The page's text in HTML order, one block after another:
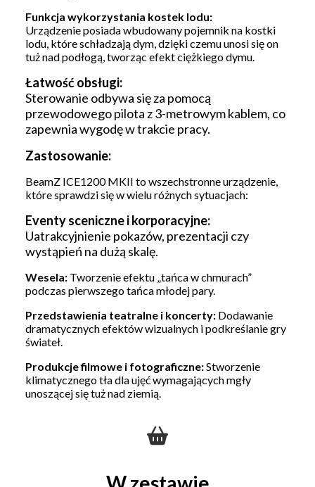
Funkcja wykorzystania kostek lodu:
Urządzenie posiada wbudowany pojemnik na kostki
lodu, które schładzają dym, dzięki czemu unosi się on
tuż nad podłogą, tworząc efekt ciężkiego dymu.
Łatwość obsługi:
Sterowanie odbywa się za pomocą
przewodowego pilota z 3-metrowym kablem, co
zapewnia wygodę w trakcie pracy.
Zastosowanie:
BeamZ ICE1200 MKII to wszechstronne urządzenie,
które sprawdzi się w wielu różnych sytuacjach:
Eventy sceniczne i korporacyjne:
Uatrakcyjnienie pokazów, prezentacji czy
wystąpień na dużą skalę.
Wesela: Tworzenie efektu „tańca w chmurach”
podczas pierwszego tańca młodej pary.
Przedstawienia teatralne i koncerty: Dodawanie
dramatycznych efektów wizualnych i podkreślanie gry
świateł.
Produkcje filmowe i fotograficzne:Stworzenie
klimatycznego tła dla ujęć wymagających mgły
unoszącej się tuż nad ziemią.